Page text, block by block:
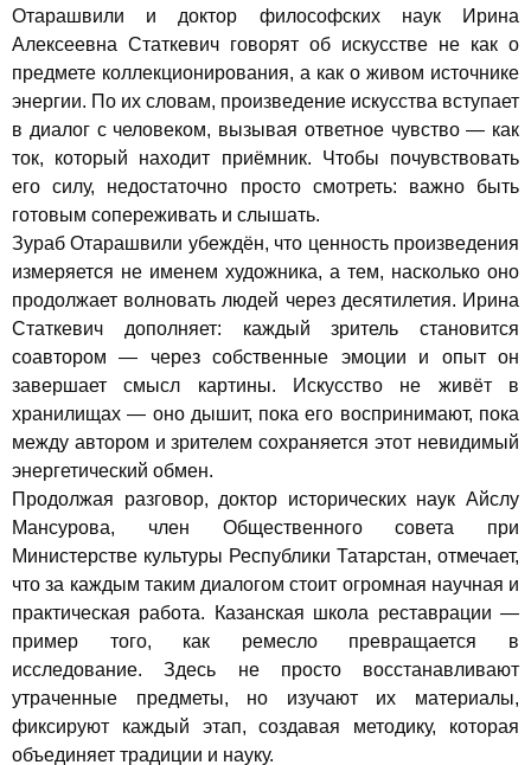
Отарашвили и доктор философских наук Ирина
Алексеевна Статкевич говорят об искусстве не как о
предмете коллекционирования, а как о живом источнике
энергии. По их словам, произведение искусства вступает
в диалог с человеком, вызывая ответное чувство — как
ток, который находит приёмник. Чтобы почувствовать
его силу, недостаточно просто смотреть: важно быть
готовым сопереживать и слышать.
Зураб Отарашвили убеждён, что ценность произведения
измеряется не именем художника, а тем, насколько оно
продолжает волновать людей через десятилетия. Ирина
Статкевич дополняет: каждый зритель становится
соавтором — через собственные эмоции и опыт он
завершает смысл картины. Искусство не живёт в
хранилищах — оно дышит, пока его воспринимают, пока
между автором и зрителем сохраняется этот невидимый
энергетический обмен.
Продолжая разговор, доктор исторических наук Айслу
Мансурова, член Общественного совета при
Министерстве культуры Республики Татарстан, отмечает,
что за каждым таким диалогом стоит огромная научная и
практическая работа. Казанская школа реставрации —
пример того, как ремесло превращается в
исследование. Здесь не просто восстанавливают
утраченные предметы, но изучают их материалы,
фиксируют каждый этап, создавая методику, которая
объединяет традиции и науку.